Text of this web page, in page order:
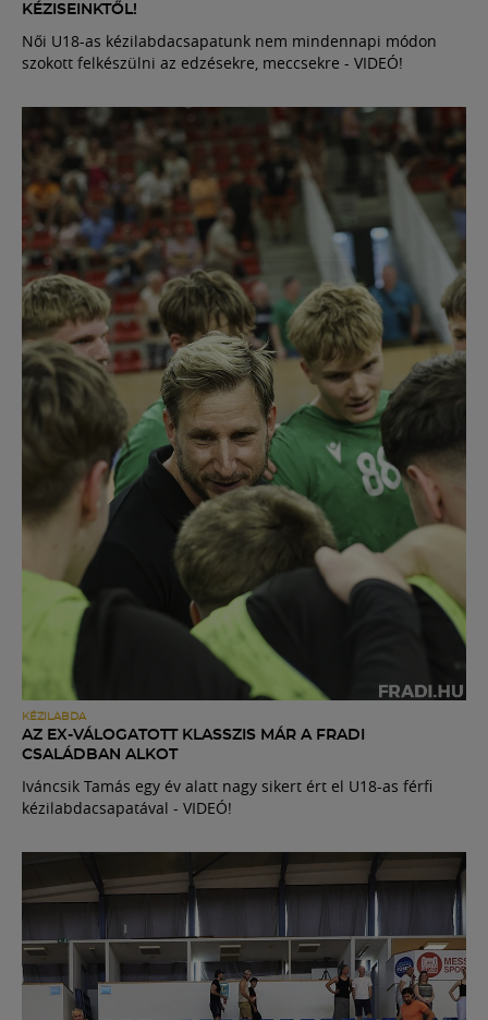
KÉZISEINKTŐL!
Női U18-as kézilabdacsapatunk nem mindennapi módon
szokott felkészülni az edzésekre, meccsekre - VIDEÓ!
KÉZILABDA
AZ EX-VÁLOGATOTT KLASSZIS MÁR A FRADI
CSALÁDBAN ALKOT
Iváncsik Tamás egy év alatt nagy sikert ért el U18-as férfi
kézilabdacsapatával - VIDEÓ!